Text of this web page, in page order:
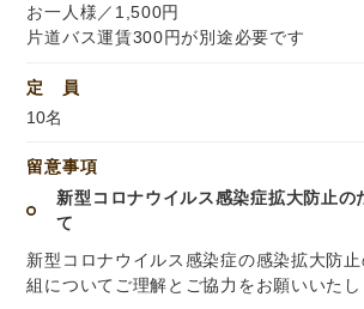
お一人様／1,500円
片道バス運賃300円が別途必要です
定 員
10名
留意事項
新型コロナウイルス感染症拡大防止の
て
新型コロナウイルス感染症の感染拡大防
組についてご理解とご協力をお願いいたし